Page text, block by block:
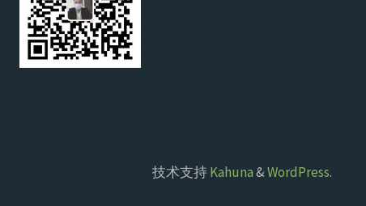
技术支持Kahuna&WordPress.